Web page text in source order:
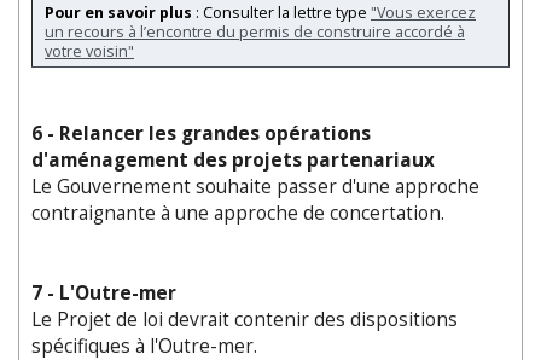
Pour en savoir plus : Consulter la lettre type "Vous exercez
un recours à l’encontre du permis de construire accordé à
votre voisin"
6 - Relancer les grandes opérations
d'aménagement des projets partenariaux
Le Gouvernement souhaite passer d'une approche
contraignante à une approche de concertation.
7 - L'Outre-mer
Le Projet de loi devrait contenir des dispositions
spécifiques à l'Outre-mer.